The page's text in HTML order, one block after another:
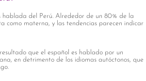
hablada del Perú. Alrededor de un 80% de la
como materna, y las tendencias parecen indicar
que el español es hablado por un
en detrimento de los idiomas autóctonos, que